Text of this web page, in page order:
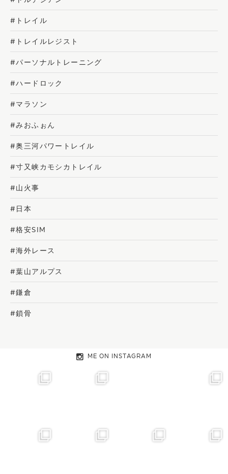
#トレイル
#トレイルレジスト
#パーソナルトレーニング
#ハードロック
#マラソン
#みおふぉん
#奥三河パワートレイル
#寸又峡カモシカトレイル
#山火事
#日本
#格安SIM
#海外レース
#葉山アルプス
#鎌倉
#鎖骨
ME ON INSTAGRAM